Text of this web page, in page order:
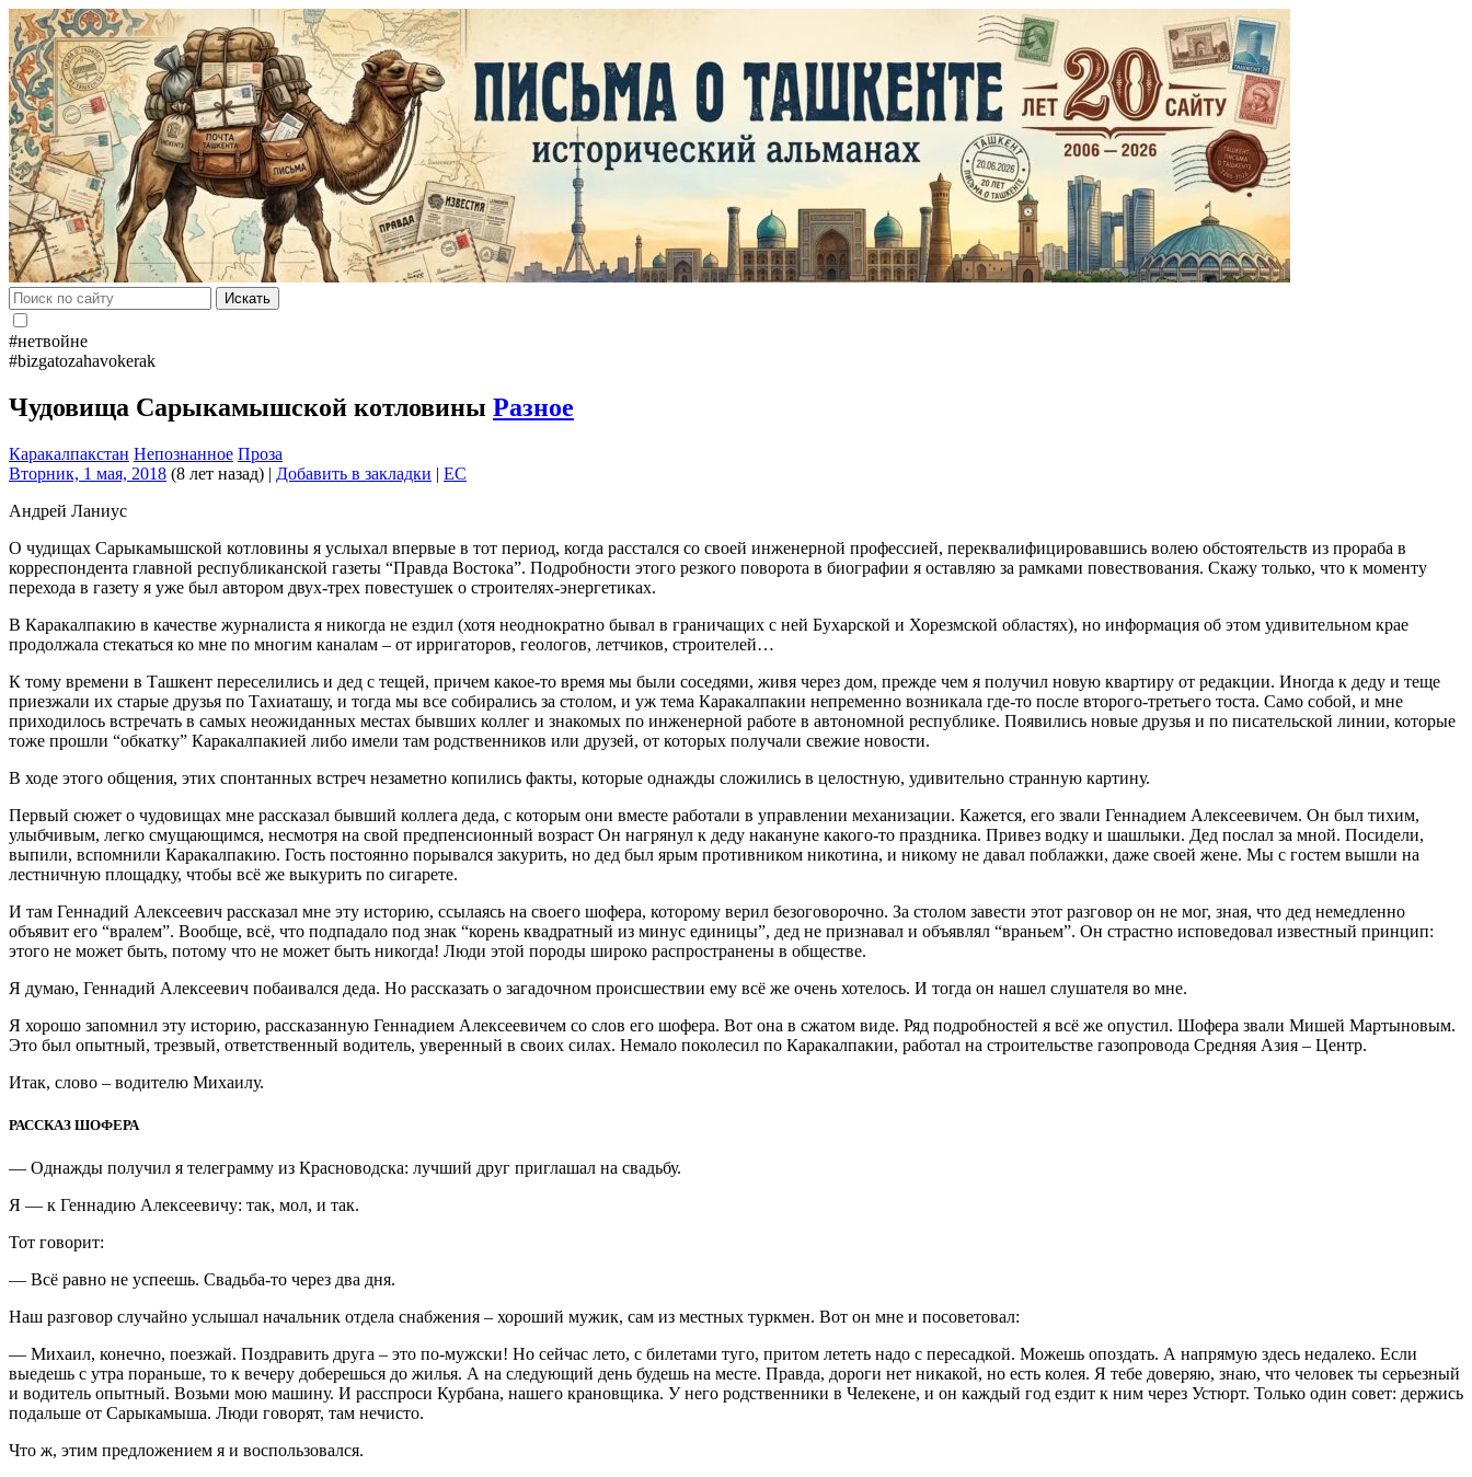
Искать
#нетвойне
#bizgatozahavokerak
Чудовища Сарыкамышской котловины Разное
Каракалпакстан Непознанное Проза
Вторник, 1 мая, 2018 (8 лет назад) | Добавить в закладки | EC
Андрей Ланиус
О чудищах Сарыкамышской котловины я услыхал впервые в тот период, когда расстался со своей инженерной профессией, переквалифицировавшись волею обстоятельств из прораба в
корреспондента главной республиканской газеты “Правда Востока”. Подробности этого резкого поворота в биографии я оставляю за рамками повествования. Скажу только, что к моменту
перехода в газету я уже был автором двух-трех повестушек о строителях-энергетиках.
В Каракалпакию в качестве журналиста я никогда не ездил (хотя неоднократно бывал в граничащих с ней Бухарской и Хорезмской областях), но информация об этом удивительном крае
продолжала стекаться ко мне по многим каналам – от ирригаторов, геологов, летчиков, строителей…
К тому времени в Ташкент переселились и дед с тещей, причем какое-то время мы были соседями, живя через дом, прежде чем я получил новую квартиру от редакции. Иногда к деду и теще
приезжали их старые друзья по Тахиаташу, и тогда мы все собирались за столом, и уж тема Каракалпакии непременно возникала где-то после второго-третьего тоста. Само собой, и мне
приходилось встречать в самых неожиданных местах бывших коллег и знакомых по инженерной работе в автономной республике. Появились новые друзья и по писательской линии, которые
тоже прошли “обкатку” Каракалпакией либо имели там родственников или друзей, от которых получали свежие новости.
В ходе этого общения, этих спонтанных встреч незаметно копились факты, которые однажды сложились в целостную, удивительно странную картину.
Первый сюжет о чудовищах мне рассказал бывший коллега деда, с которым они вместе работали в управлении механизации. Кажется, его звали Геннадием Алексеевичем. Он был тихим,
улыбчивым, легко смущающимся, несмотря на свой предпенсионный возраст Он нагрянул к деду накануне какого-то праздника. Привез водку и шашлыки. Дед послал за мной. Посидели,
выпили, вспомнили Каракалпакию. Гость постоянно порывался закурить, но дед был ярым противником никотина, и никому не давал поблажки, даже своей жене. Мы с гостем вышли на
лестничную площадку, чтобы всё же выкурить по сигарете.
И там Геннадий Алексеевич рассказал мне эту историю, ссылаясь на своего шофера, которому верил безоговорочно. За столом завести этот разговор он не мог, зная, что дед немедленно
объявит его “вралем”. Вообще, всё, что подпадало под знак “корень квадратный из минус единицы”, дед не признавал и объявлял “враньем”. Он страстно исповедовал известный принцип:
этого не может быть, потому что не может быть никогда! Люди этой породы широко распространены в обществе.
Я думаю, Геннадий Алексеевич побаивался деда. Но рассказать о загадочном происшествии ему всё же очень хотелось. И тогда он нашел слушателя во мне.
Я хорошо запомнил эту историю, рассказанную Геннадием Алексеевичем со слов его шофера. Вот она в сжатом виде. Ряд подробностей я всё же опустил. Шофера звали Мишей Мартыновым.
Это был опытный, трезвый, ответственный водитель, уверенный в своих силах. Немало поколесил по Каракалпакии, работал на строительстве газопровода Средняя Азия – Центр.
Итак, слово – водителю Михаилу.
РАССКАЗ ШОФЕРА
— Однажды получил я телеграмму из Красноводска: лучший друг приглашал на свадьбу.
Я — к Геннадию Алексеевичу: так, мол, и так.
Тот говорит:
— Всё равно не успеешь. Свадьба-то через два дня.
Наш разговор случайно услышал начальник отдела снабжения – хороший мужик, сам из местных туркмен. Вот он мне и посоветовал:
— Михаил, конечно, поезжай. Поздравить друга – это по-мужски! Но сейчас лето, с билетами туго, притом лететь надо с пересадкой. Можешь опоздать. А напрямую здесь недалеко. Если
выедешь с утра пораньше, то к вечеру доберешься до жилья. А на следующий день будешь на месте. Правда, дороги нет никакой, но есть колея. Я тебе доверяю, знаю, что человек ты серьезный
и водитель опытный. Возьми мою машину. И расспроси Курбана, нашего крановщика. У него родственники в Челекене, и он каждый год ездит к ним через Устюрт. Только один совет: держись
подальше от Сарыкамыша. Люди говорят, там нечисто.
Что ж, этим предложением я и воспользовался.